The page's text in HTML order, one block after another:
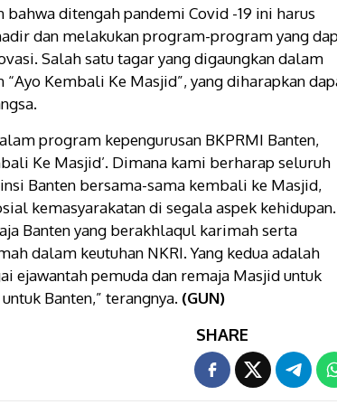
ditengah pandemi Covid -19 ini harus
dan melakukan program-program yang
Salah satu tagar yang digaungkan dalam
“Ayo Kembali Ke Masjid”, yang diharapkan
program kepengurusan BKPRMI Banten,
Ke Masjid’. Dimana kami berharap seluruh
Banten bersama-sama kembali ke Masjid,
kemasyarakatan di segala aspek kehidupan.
Banten yang berakhlaqul karimah serta
dalam keutuhan NKRI. Yang kedua adalah
ejawantah pemuda dan remaja Masjid untuk
Banten,” terangnya. (GUN)
SHARE